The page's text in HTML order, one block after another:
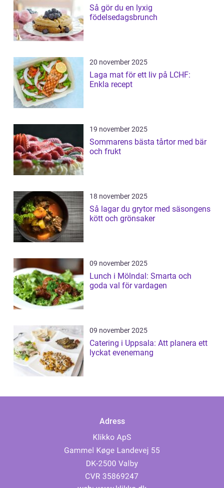
Så gör du en lyxig
födelsedagsbrunch
20 november 2025
Laga mat för ett liv på LCHF:
Enkla recept
19 november 2025
Sommarens bästa tårtor med bär
och frukt
18 november 2025
Så lagar du grytor med säsongens
kött och grönsaker
09 november 2025
Lunch i Mölndal: Smarta och
goda val för vardagen
09 november 2025
Catering i Uppsala: Att planera ett
lyckat evenemang
Adress